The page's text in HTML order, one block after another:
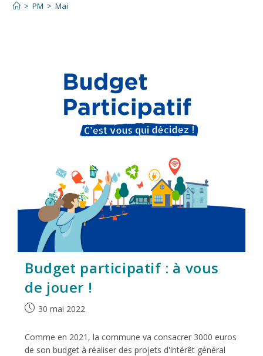
> PM > Mai
Budget participatif : à vous
de jouer !
30 mai 2022
Comme en 2021, la commune va consacrer 3000 euros
de son budget à réaliser des projets d'intérêt général